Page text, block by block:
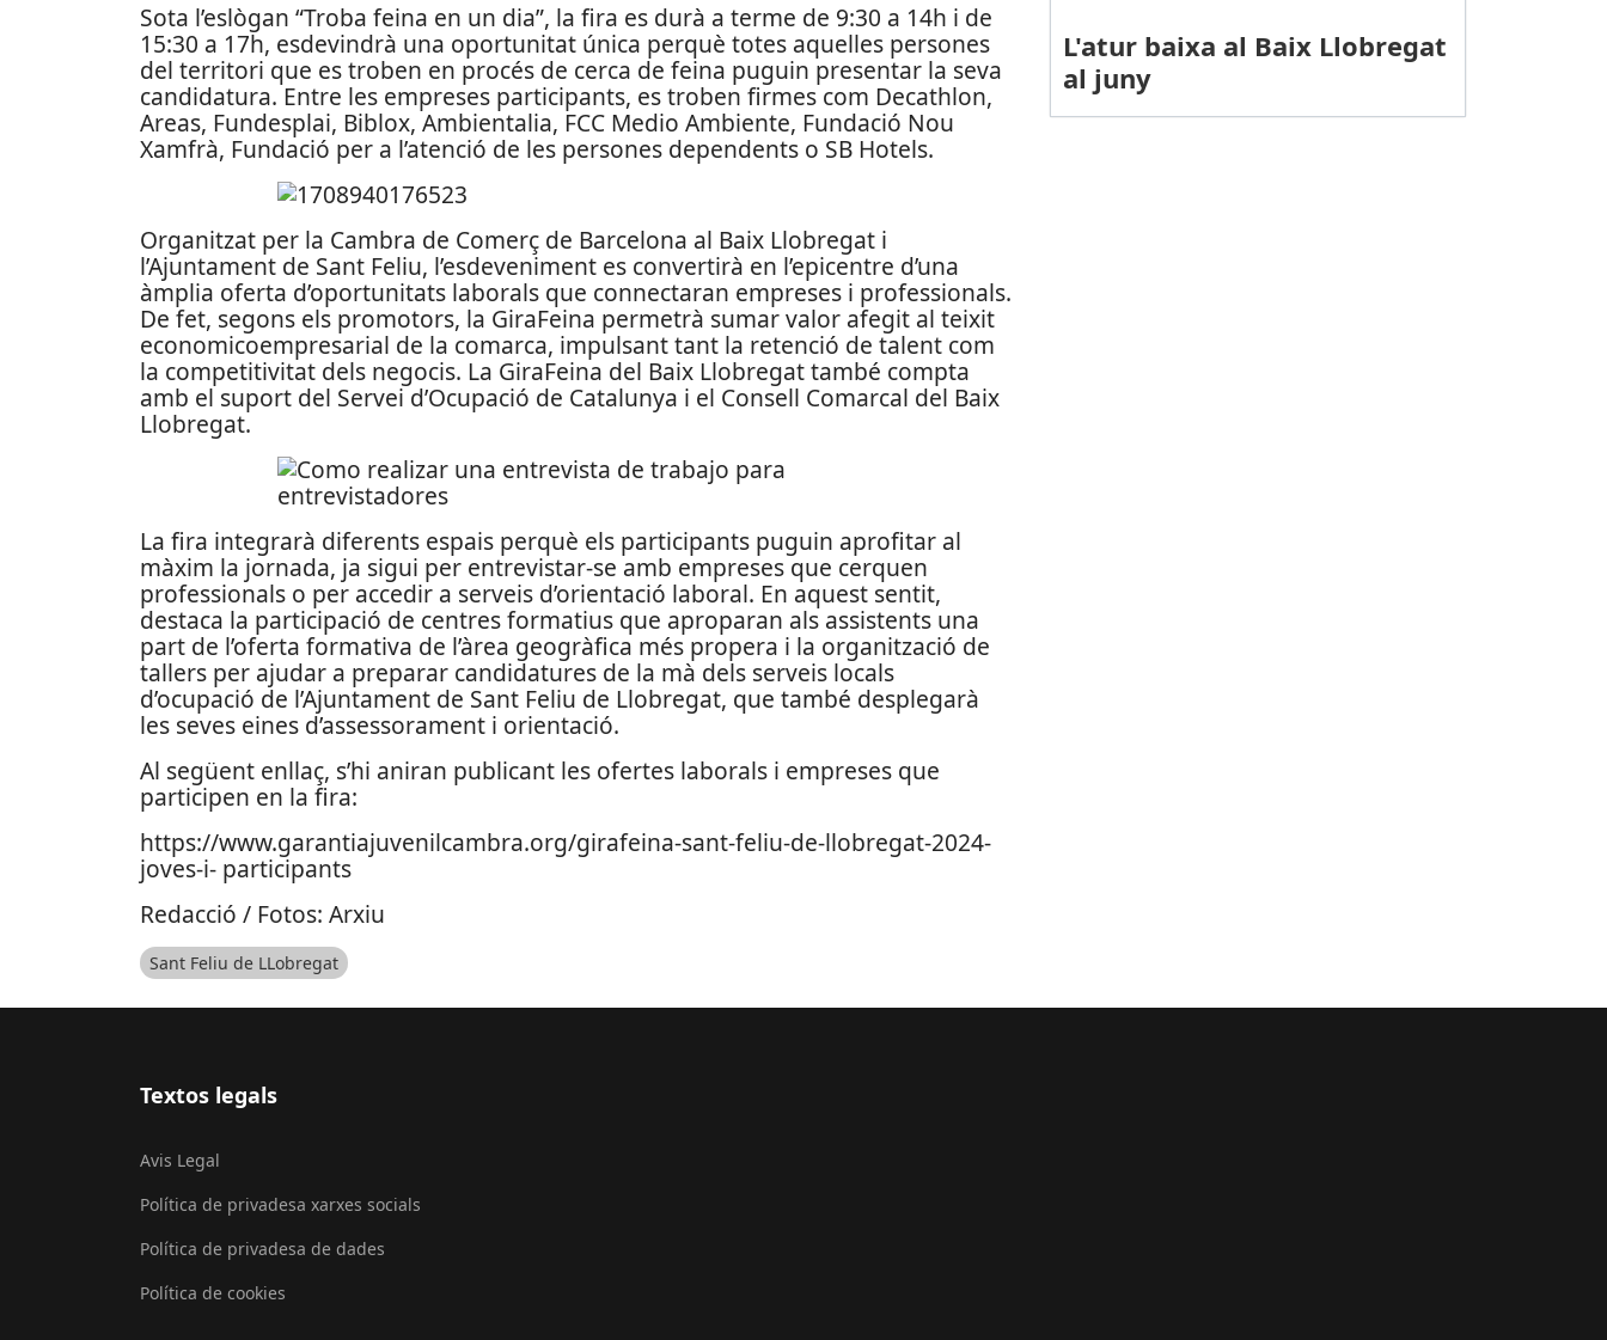
Sota l’eslògan “Troba feina en un dia”, la fira es durà a terme de 9:30 a 14h i de
15:30 a 17h, esdevindrà una oportunitat única perquè totes aquelles persones
del territori que es troben en procés de cerca de feina puguin presentar la seva
candidatura. Entre les empreses participants, es troben firmes com Decathlon,
Areas, Fundesplai, Biblox, Ambientalia, FCC Medio Ambiente, Fundació Nou
Xamfrà, Fundació per a l’atenció de les persones dependents o SB Hotels.
Organitzat per la Cambra de Comerç de Barcelona al Baix Llobregat i
l’Ajuntament de Sant Feliu, l’esdeveniment es convertirà en l’epicentre d’una
àmplia oferta d’oportunitats laborals que connectaran empreses i professionals.
De fet, segons els promotors, la GiraFeina permetrà sumar valor afegit al teixit
economicoempresarial de la comarca, impulsant tant la retenció de talent com
la competitivitat dels negocis. La GiraFeina del Baix Llobregat també compta
amb el suport del Servei d’Ocupació de Catalunya i el Consell Comarcal del Baix
Llobregat.
La fira integrarà diferents espais perquè els participants puguin aprofitar al
màxim la jornada, ja sigui per entrevistar-se amb empreses que cerquen
professionals o per accedir a serveis d’orientació laboral. En aquest sentit,
destaca la participació de centres formatius que aproparan als assistents una
part de l’oferta formativa de l’àrea geogràfica més propera i la organització de
tallers per ajudar a preparar candidatures de la mà dels serveis locals
d’ocupació de l’Ajuntament de Sant Feliu de Llobregat, que també desplegarà
les seves eines d’assessorament i orientació.
Al següent enllaç, s’hi aniran publicant les ofertes laborals i empreses que
participen en la fira:
https://www.garantiajuvenilcambra.org/girafeina-sant-feliu-de-llobregat-2024-
joves-i- participants
Redacció / Fotos: Arxiu
Sant Feliu de LLobregat
L'atur baixa al Baix Llobregat
al juny
Textos legals
Avis Legal
Política de privadesa xarxes socials
Política de privadesa de dades
Política de cookies